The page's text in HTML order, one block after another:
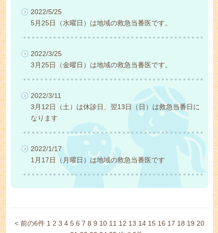
2022/5/25
5月25日（水曜日）は地域の救急当番医です。
2022/3/25
3月25日（金曜日）は地域の救急当番医です。
2022/3/11
3月12日（土）は休診日、翌13日（日）は救急当番日に
なります
2022/1/17
1月17日（月曜日）は地域の救急当番医です
< 前の6件 1 2 3 4 5 6 7 8 9 10 11 12 13 14 15 16 17 18 19 20